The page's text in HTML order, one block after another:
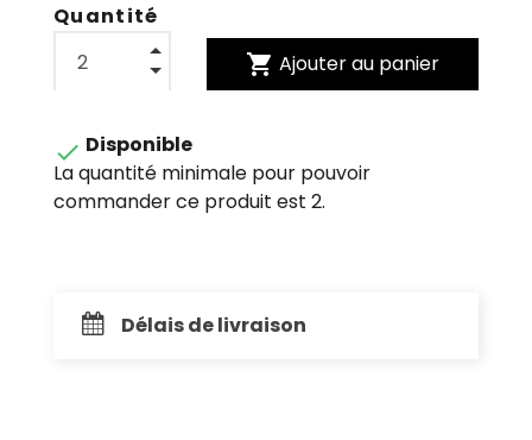
Quantité
shopping_cart Ajouter au panier
 Disponible
La quantité minimale pour pouvoir
commander ce produit est 2.
Délais de livraison